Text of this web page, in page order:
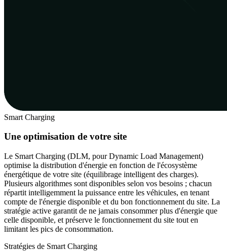
Smart Charging
Une optimisation de votre site
Le Smart Charging (DLM, pour Dynamic Load Management)
optimise la distribution d'énergie en fonction de l'écosystème
énergétique de votre site (équilibrage intelligent des charges).
Plusieurs algorithmes sont disponibles selon vos besoins ; chacun
répartit intelligemment la puissance entre les véhicules, en tenant
compte de l'énergie disponible et du bon fonctionnement du site. La
stratégie active garantit de ne jamais consommer plus d'énergie que
celle disponible, et préserve le fonctionnement du site tout en
limitant les pics de consommation.
Stratégies de Smart Charging